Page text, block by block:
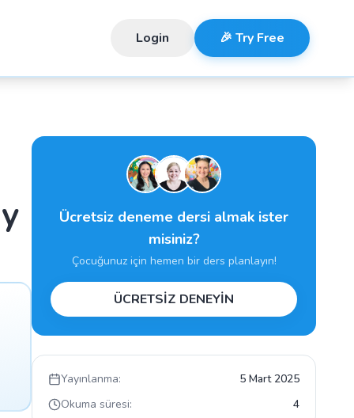
Login 🎉 Try Free
Ücretsiz deneme dersi almak ister
misiniz?
Çocuğunuz için hemen bir ders planlayın!
ÜCRETSİZ DENEYİN
Yayınlanma:
5 Mart 2025
Okuma süresi:
4